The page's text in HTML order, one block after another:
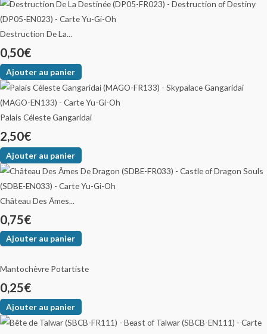
Destruction De La...
0,50€
Ajouter au panier
Palais Céleste Gangaridai
2,50€
Ajouter au panier
Château Des Âmes...
0,75€
Ajouter au panier
Mantochèvre Potartiste
0,25€
Ajouter au panier